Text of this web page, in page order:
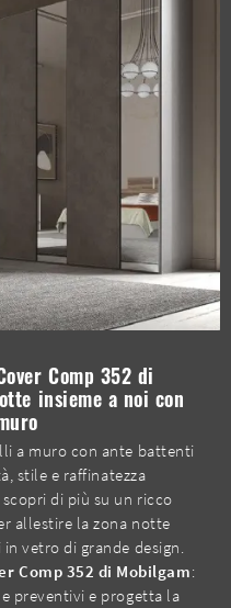
Comp 352 di
insieme a noi con
a muro con ante battenti
stile e raffinatezza
di più su un ricco
allestire la zona notte
vetro di grande design.
Comp 352 di Mobilgam:
preventivi e progetta la